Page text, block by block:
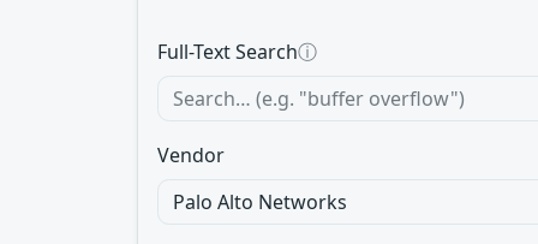
Full-Text Searchⓘ
Vendor